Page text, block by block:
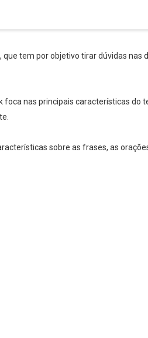
tem por objetivo tirar dúvidas nas
nas principais características do
sobre as frases, as